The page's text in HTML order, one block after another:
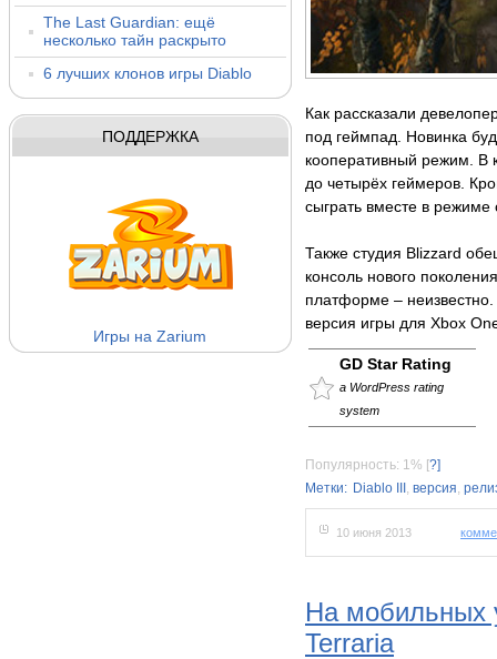
The Last Guardian: ещё
несколько тайн раскрыто
6 лучших клонов игры Diablo
ПОДДЕРЖКА
Игры на Zarium
Как рассказали
под геймпад. Новинка
кооперативный режим. В
до четырёх геймеров.
сыграть вместе в режиме
Также студия Blizzard
консоль нового
платформе –
версия игры для Xbox
GD Star Rating
a WordPress rating
system
Популярность: 1% [?]
Метки: Diablo III , версия,
10 июня 2013
На мобильных
Terraria